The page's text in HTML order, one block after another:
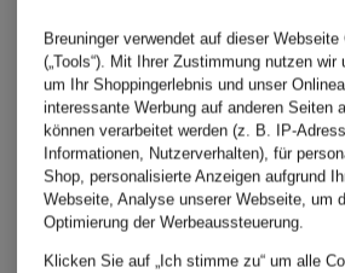
Breuninger verwendet auf dieser
(„Tools“). Mit Ihrer Zustimmung nutzen
um Ihr Shoppingerlebnis und unser
interessante Werbung auf anderen Seiten
können verarbeitet werden (z. B. IP-
Informationen, Nutzerverhalten), für
Shop, personalisierte Anzeigen aufgrund
Webseite, Analyse unserer Webseite, um
Optimierung der Werbeaussteuerung.
Klicken Sie auf „Ich stimme zu“ um alle